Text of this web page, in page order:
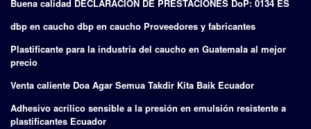
Buena calidad DECLARACIÓN DE PRESTACIONES DoP: 0134 ES
dbp en caucho dbp en caucho Proveedores y fabricantes
Plastificante para la industria del caucho en Guatemala al mejor
precio
Venta caliente Doa Agar Semua Takdir Kita Baik Ecuador
Adhesivo acrílico sensible a la presión en emulsión resistente a
plastificantes Ecuador